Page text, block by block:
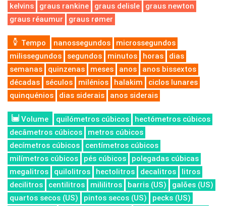
kelvins
graus rankine graus delisle
graus newton
graus réaumur
graus rømer
Tempo nanossegundos
microssegundos
milissegundos
segundos minutos horas
dias
semanas
quinzenas meses anos
anos bissextos
décadas
séculos milénios halakim
ciclos lunares
quinquénios
dias siderais anos siderais
Volume quilómetros cúbicos
hectómetros cúbicos
decâmetros cúbicos
metros cúbicos
decímetros cúbicos
centímetros cúbicos
milímetros cúbicos
pés cúbicos
polegadas cúbicas
megalitros
quilolitros hectolitros decalitros
litros
decilitros
centilitros mililitros barris (US)
galões (US)
quartos secos (US)
pintos secos (US)
pecks (US)